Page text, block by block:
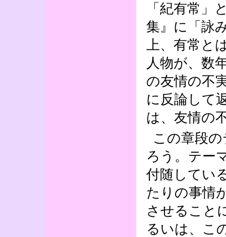
「紀有常」
集』に「詠
上、有常と
人物が、数
の友情の不
に反論して
は、友情の
この章段
ろう。テー
付随してい
たりの事情
させること
るいは、こ